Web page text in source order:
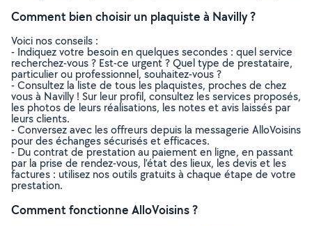
Comment bien choisir un plaquiste à Navilly ?
Voici nos conseils :
- Indiquez votre besoin en quelques secondes : quel service
recherchez-vous ? Est-ce urgent ? Quel type de prestataire,
particulier ou professionnel, souhaitez-vous ?
- Consultez la liste de tous les plaquistes, proches de chez
vous à Navilly ! Sur leur profil, consultez les services proposés,
les photos de leurs réalisations, les notes et avis laissés par
leurs clients.
- Conversez avec les offreurs depuis la messagerie AlloVoisins
pour des échanges sécurisés et efficaces.
- Du contrat de prestation au paiement en ligne, en passant
par la prise de rendez-vous, l’état des lieux, les devis et les
factures : utilisez nos outils gratuits à chaque étape de votre
prestation.
Comment fonctionne AlloVoisins ?